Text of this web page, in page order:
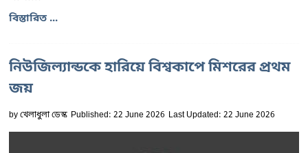
বিস্তারিত ...
নিউজিল্যান্ডকে হারিয়ে বিশ্বকাপে মিশরের প্রথম
জয়
byখেলাধুলা ডেস্ক Published: 22 June 2026 Last Updated: 22 June 2026